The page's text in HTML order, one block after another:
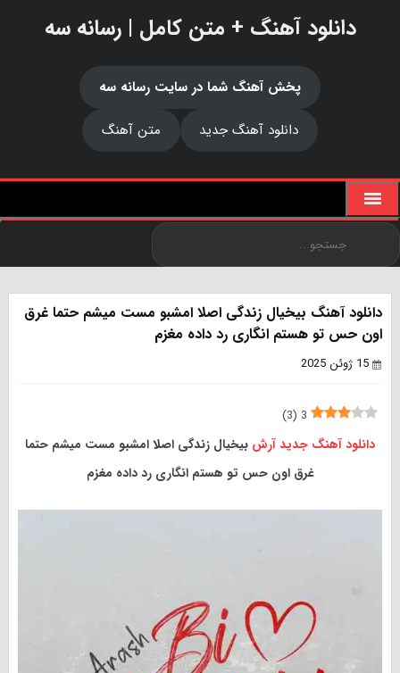
دانلود آهنگ + متن کامل | رسانه سه
پخش آهنگ شما در سایت رسانه سه
دانلود آهنگ جدید
متن آهنگ
دانلود آهنگ بیخیال زندگی اصلا امشبو مست میشم حتما غرق
اون حس تو هستم انگاری رد داده مغزم
15 ژوئن 2025
3
(
3
)
دانلود آهنگ جدیدآرش بیخیال زندگی اصلا امشبو مست میشم حتما
غرق اون حس تو هستم انگاری رد داده مغزم